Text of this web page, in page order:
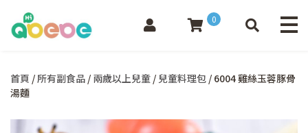
0
首頁 / 所有副食品 / 兩歲以上兒童 / 兒童料理包 / 6004 雞絲玉蓉豚骨
湯麵